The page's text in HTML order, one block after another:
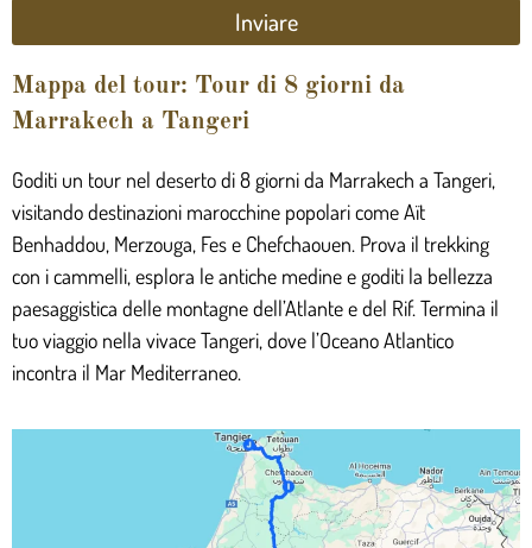
Inviare
Mappa del tour: Tour di 8 giorni da
Marrakech a Tangeri
Goditi un tour nel deserto di 8 giorni da Marrakech a Tangeri,
visitando destinazioni marocchine popolari come Aït
Benhaddou, Merzouga, Fes e Chefchaouen. Prova il trekking
con i cammelli, esplora le antiche medine e goditi la bellezza
paesaggistica delle montagne dell’Atlante e del Rif. Termina il
tuo viaggio nella vivace Tangeri, dove l’Oceano Atlantico
incontra il Mar Mediterraneo.